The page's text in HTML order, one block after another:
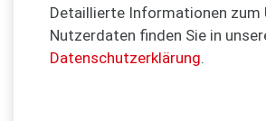
Detaillierte Informationen zum
Nutzerdaten finden Sie in
Datenschutzerklärung.